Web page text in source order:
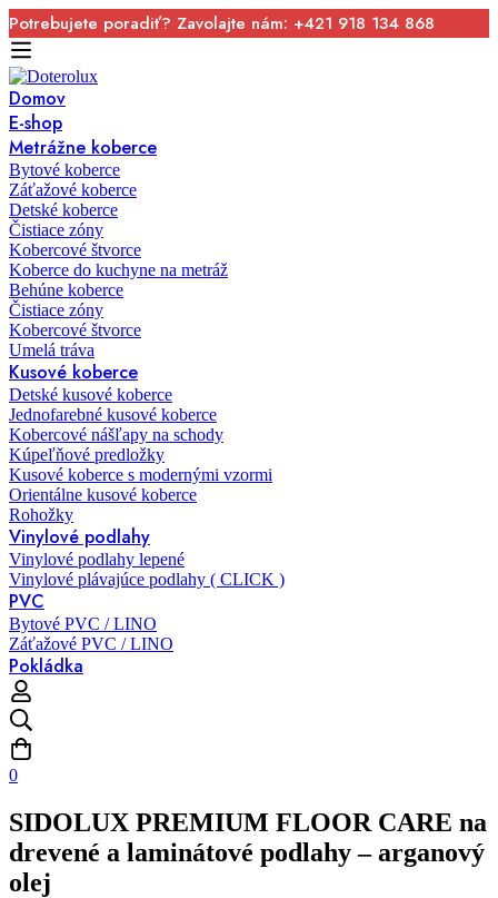
Potrebujete poradiť? Zavolajte nám: +421 918 134 868
Domov
E-shop
Metrážne koberce
Bytové koberce
Záťažové koberce
Detské koberce
Čistiace zóny
Kobercové štvorce
Koberce do kuchyne na metráž
Behúne koberce
Čistiace zóny
Kobercové štvorce
Umelá tráva
Kusové koberce
Detské kusové koberce
Jednofarebné kusové koberce
Kobercové nášľapy na schody
Kúpeľňové predložky
Kusové koberce s modernými vzormi
Orientálne kusové koberce
Rohožky
Vinylové podlahy
Vinylové podlahy lepené
Vinylové plávajúce podlahy ( CLICK )
PVC
Bytové PVC / LINO
Záťažové PVC / LINO
Pokládka
0
SIDOLUX PREMIUM FLOOR CARE na
drevené a laminátové podlahy – arganový
olej